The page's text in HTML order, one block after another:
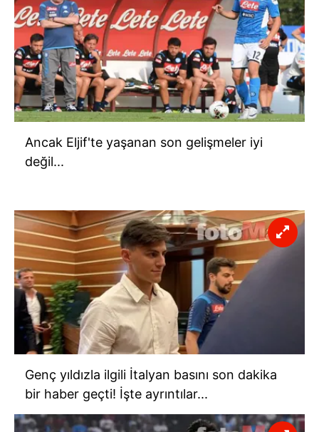
Ancak Eljif'te yaşanan son gelişmeler iyi
değil...
Genç yıldızla ilgili İtalyan basını son dakika
bir haber geçti! İşte ayrıntılar...